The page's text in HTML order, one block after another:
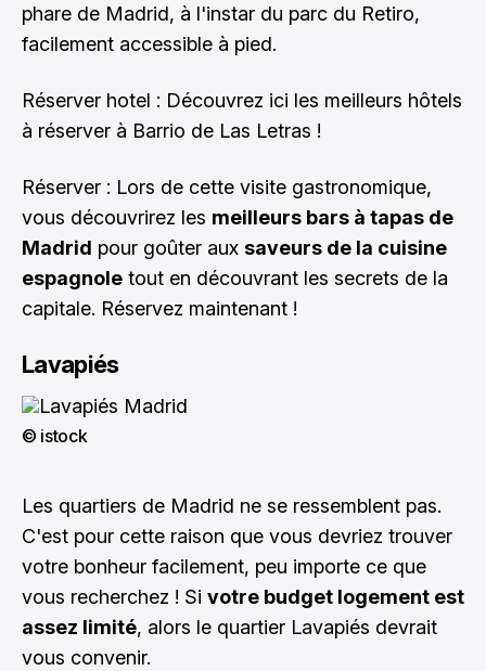
phare de Madrid, à l'instar du parc du Retiro,
facilement accessible à pied.
Réserver hotel : Découvrez ici les meilleurs hôtels
à réserver à Barrio de Las Letras !
Réserver : Lors de cette visite gastronomique,
vous découvrirez les meilleurs bars à tapas de
Madrid pour goûter aux saveurs de la cuisine
espagnole tout en découvrant les secrets de la
capitale. Réservez maintenant !
Lavapiés
© istock
Les quartiers de Madrid ne se ressemblent pas.
C'est pour cette raison que vous devriez trouver
votre bonheur facilement, peu importe ce que
vous recherchez ! Si votre budget logement est
assez limité, alors le quartier Lavapiés devrait
vous convenir.